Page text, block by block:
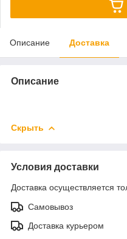
Описание Доставка
Описание
Скрыть
Условия доставки
Доставка осуществляется
Самовывоз
Доставка курьером